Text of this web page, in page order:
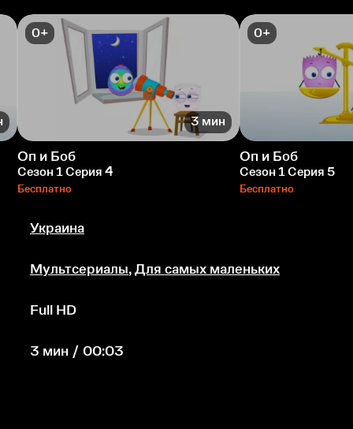
0+
3 мин
Оп и Боб
Сезон 1 Серия 4
Бесплатно
0+
Оп и Боб
Сезон 1 Серия 5
Бесплатно
Украина
Мультсериалы, Для самых маленьких
Full HD
3 мин / 00:03